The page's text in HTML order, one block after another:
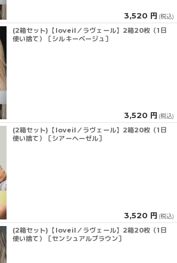
3,520 円 (税込)
(2箱セット)【loveil／ラヴェール】2箱20枚（1日
使い捨て）［シルキーベージュ］
3,520 円 (税込)
(2箱セット)【loveil／ラヴェール】2箱20枚（1日
使い捨て）［シアーヘーゼル］
3,520 円 (税込)
(2箱セット)【loveil／ラヴェール】2箱20枚（1日
使い捨て）［センシュアルブラウン］